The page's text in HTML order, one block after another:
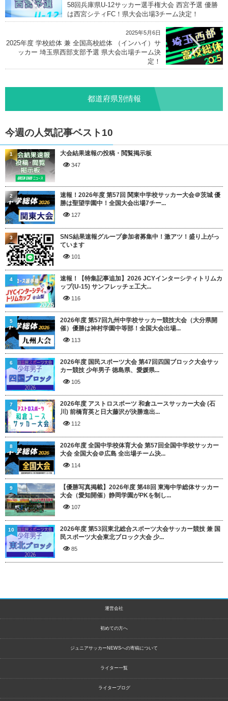
58回兵庫県U-12サッカー選手権大会 西宮予選 優勝
は西宮シティFC！県大会出場3チーム決定！
2025年5月6日
2025年度 学校総体 兼 全国高校総体 （インハイ）サ
ッカー 埼玉県西部支部予選 県大会出場チーム決
定！
都道府県別情報
今週の人気記事ベスト10
大会結果速報の投稿・閲覧掲示板
347
1
速報！2026年度 第57回 関東中学校サッカー大会＠茨城 優
勝は聖望学園中！全国大会出場7チー...
127
2
SNS結果速報グループ参加者募集中！激アツ！盛り上がっ
ています
101
3
速報！【特集記事追加】2026 JCYインターシティトリムカ
ップ(U-15) サンフレッチェ工大...
116
4
2026年度 第57回九州中学校サッカー競技大会（大分県開
催）優勝は神村学園中等部！全国大会出場...
113
5
2026年度 国民スポーツ大会 第47回四国ブロック大会サッ
カー競技 少年男子 徳島県、愛媛県...
105
6
2026年度 アストロスポーツ 和倉ユースサッカー大会 (石
川) 前橋育英と日大藤沢が決勝進出...
112
7
2026年度 全国中学校体育大会 第57回全国中学校サッカー
大会 全国大会＠広島 全出場チーム決...
114
8
【優勝写真掲載】2026年度 第48回 東海中学総体サッカー
大会（愛知開催）静岡学園がPKを制し...
107
9
2026年度 第53回東北総合スポーツ大会サッカー競技 兼 国
民スポーツ大会東北ブロック大会 少...
85
10
運営会社
初めての方へ
ジュニアサッカーNEWSへの寄稿について
ライター一覧
ライターブログ